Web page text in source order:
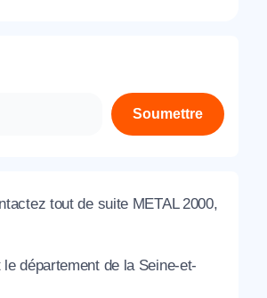
Soumettre
tout de suite METAL 2000,
département de la Seine-et-